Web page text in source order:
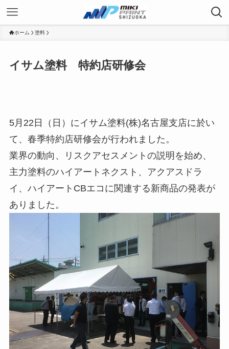
ホーム 塗料
イサム塗料 特約店研修会
5月22日（日）にイサム塗料(株)名古屋支店に於い
て、春季特約店研修会が行われました。
業界の動向、リスクアセスメントの説明を始め、
主力塗料のハイアートネクスト、アクアスドラ
イ、ハイアートCBエコに関連する新商品の発表が
ありました。